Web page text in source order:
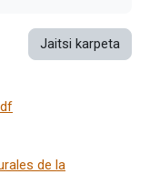
Jaitsi karpeta
de la